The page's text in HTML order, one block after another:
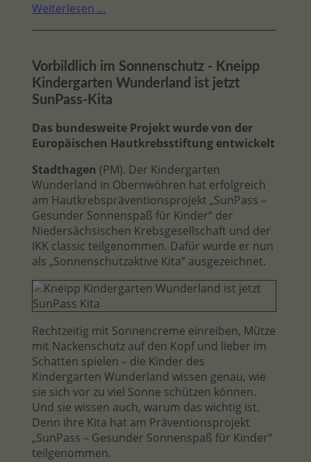
Weiterlesen …
Vorbildlich im Sonnenschutz - Kneipp
Kindergarten Wunderland ist jetzt
SunPass-Kita
Das bundesweite Projekt wurde von der
Europäischen Hautkrebsstiftung entwickelt
Stadthagen (PM). Der Kindergarten
Wunderland in Obernwöhren hat erfolgreich
am Hautkrebspräventionsprojekt „SunPass –
Gesunder Sonnenspaß für Kinder“ der
Niedersächsischen Krebsgesellschaft und der
IKK classic teilgenommen. Dafür wurde er nun
als „Sonnenschutzaktive Kita“ ausgezeichnet.
Rechtzeitig mit Sonnencreme einreiben, Mütze
mit Nackenschutz auf den Kopf und lieber im
Schatten spielen – die Kinder des
Kindergarten Wunderland wissen genau, wie
sie sich vor zu viel Sonne schützen können.
Und sie wissen auch, warum das wichtig ist.
Denn ihre Kita hat am Präventionsprojekt
„SunPass – Gesunder Sonnenspaß für Kinder“
teilgenommen.